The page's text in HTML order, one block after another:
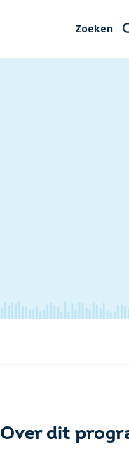
Zoeken
Over dit